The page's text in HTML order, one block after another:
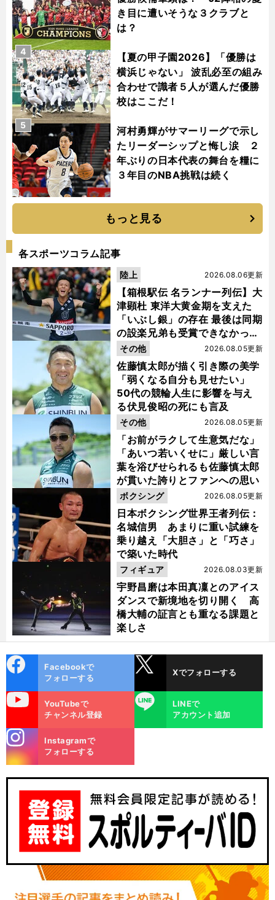
き目に遭いそうな３クラブと
は？
【夏の甲子園2026】「優勝は
横浜じゃない」 波乱必至の組み
合わせで識者５人が選んだ優勝
校はここだ！
4
河村勇輝がサマーリーグで示し
たリーダーシップと悔し涙 ２
年ぶりの日本代表の舞台を糧に
３年目のNBA挑戦は続く
5
もっと見る
各スポーツコラム記事
【箱根駅伝 名ランナー列伝】大
津顕杜 東洋大黄金期を支えた
「いぶし銀」の存在 最後は同期
の設楽兄弟も受賞できなかった
金栗杯に輝く
2026.08.06更新
陸上
佐藤慎太郎が描く引き際の美学
「弱くなる自分も見せたい」
50代の競輪人生に影響を与え
る伏見俊昭の死にも言及
2026.08.05更新
その他
「お前がラクして生意気だな」
「あいつ若いくせに」厳しい言
葉を浴びせられるも佐藤慎太郎
が貫いた誇りとファンへの思い
2026.08.05更新
その他
日本ボクシング世界王者列伝：
名城信男 あまりに重い試練を
乗り越え「大胆さ」と「巧さ」
で築いた時代
2026.08.05更新
ボクシング
宇野昌磨は本田真凜とのアイス
ダンスで新境地を切り開く 高
橋大輔の証言とも重なる課題と
楽しさ
2026.08.03更新
フィギュア
ok
Facebookで
フォローする
Xでフォローする
YouTubeで
チャンネル登録
LINE
LINEで
アカウント追加
m
Instagramで
フォローする